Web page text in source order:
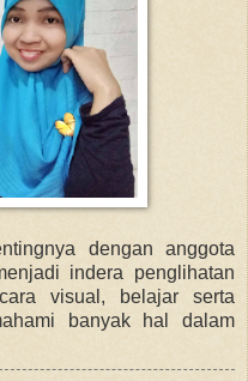
dengan anggota
indera penglihatan
visual, belajar serta
banyak hal dalam